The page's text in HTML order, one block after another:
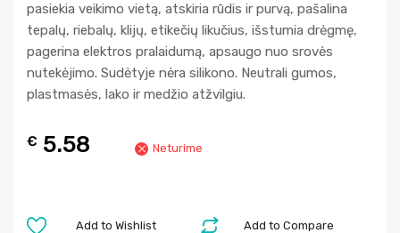
pasiekia veikimo vietą, atskiria rūdis ir purvą, pašalina
tepalų, riebalų, klijų, etikečių likučius, išstumia drėgmę,
pagerina elektros pralaidumą, apsaugo nuo srovės
nutekėjimo. Sudėtyje nėra silikono. Neutrali gumos,
plastmasės, lako ir medžio atžvilgiu.
€ 5.58 Neturime
Add to Compare
Add to Wishlist